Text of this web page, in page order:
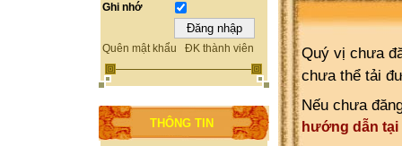
Ghi nhớ
Quên mật khẩu ĐK thành viên
THÔNG TIN
Quý vị chưa
chưa thể tải
Nếu chưa
hướng dẫn tại